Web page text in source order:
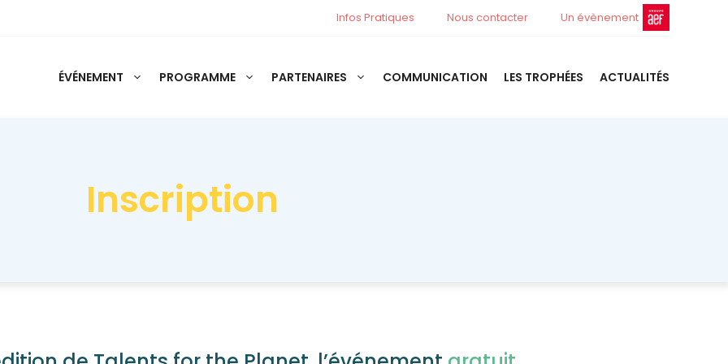
Infos Pratiques Nous contacter Un évènement
ÉVÉNEMENT PROGRAMME PARTENAIRES COMMUNICATION LES TROPHÉES ACTUALITÉS
Inscription